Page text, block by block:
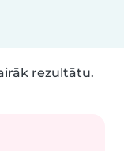
rezultātu.